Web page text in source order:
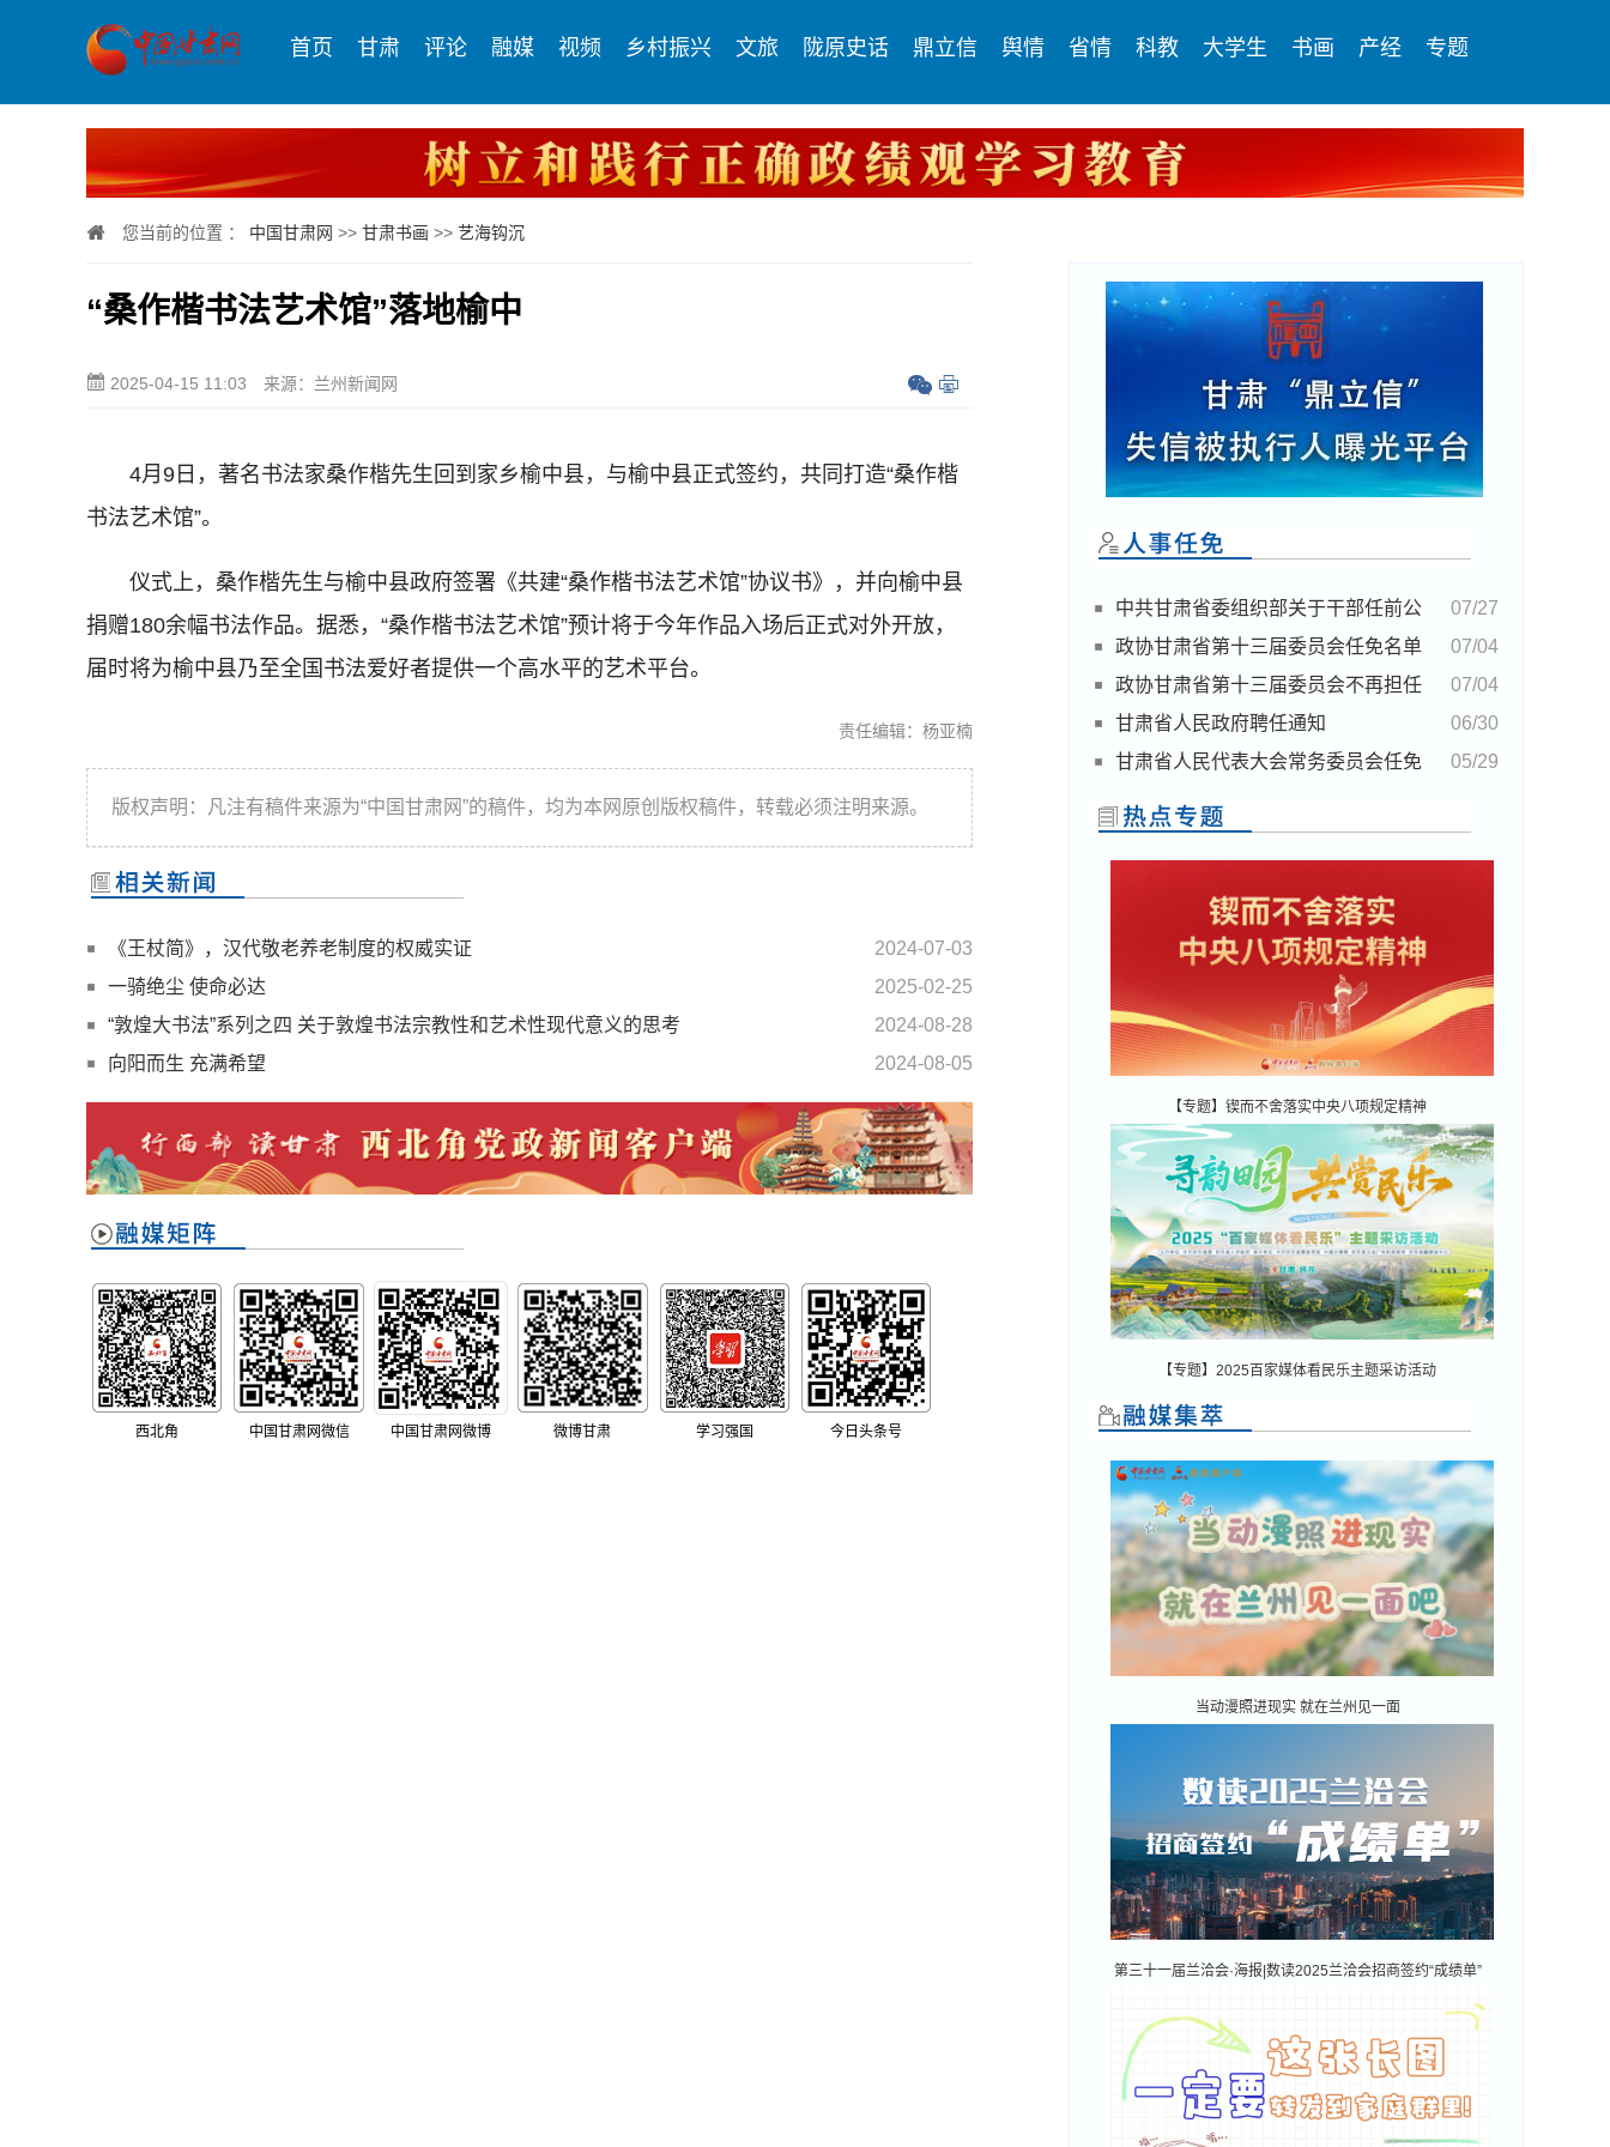
首页 甘肃 评论 融媒 视频 乡村振兴 文旅 陇原史话 鼎立信 舆情 省情 科教 大学生 书画 产经 专题
您当前的位置 ： 中国甘肃网 >> 甘肃书画 >> 艺海钩沉
“桑作楷书法艺术馆”落地榆中
2025-04-15 11:03 来源：兰州新闻网
4月9日，著名书法家桑作楷先生回到家乡榆中县，与榆中县正式签约，共同打造“桑作楷
书法艺术馆”。
仪式上，桑作楷先生与榆中县政府签署《共建“桑作楷书法艺术馆”协议书》，并向榆中县
捐赠180余幅书法作品。据悉，“桑作楷书法艺术馆”预计将于今年作品入场后正式对外开放，
届时将为榆中县乃至全国书法爱好者提供一个高水平的艺术平台。
责任编辑：杨亚楠
版权声明：凡注有稿件来源为“中国甘肃网”的稿件，均为本网原创版权稿件，转载必须注明来源。
2024-07-03
《王杖简》，汉代敬老养老制度的权威实证
2025-02-25
一骑绝尘 使命必达
2024-08-28
“敦煌大书法”系列之四 关于敦煌书法宗教性和艺术性现代意义的思考
2024-08-05
向阳而生 充满希望
西北角 中国甘肃网微信 中国甘肃网微博 微博甘肃 学习强国 今日头条号
07/27
中共甘肃省委组织部关于干部任前公
示的公告
07/04
政协甘肃省第十三届委员会任免名单
07/04
政协甘肃省第十三届委员会不再担任
委员名单
06/30
甘肃省人民政府聘任通知
05/29
甘肃省人民代表大会常务委员会任免
名单
【专题】锲而不舍落实中央八项规定精神
【专题】2025百家媒体看民乐主题采访活动
当动漫照进现实 就在兰州见一面
第三十一届兰洽会·海报|数读2025兰洽会招商签约“成绩单”